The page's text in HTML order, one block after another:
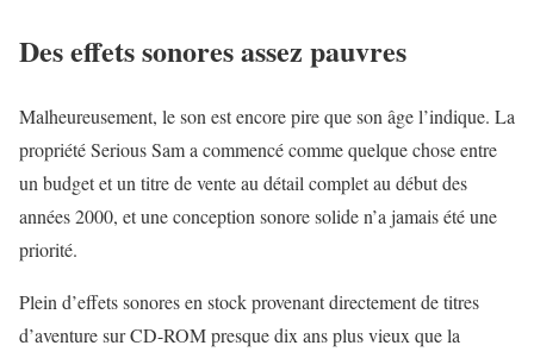
Des effets sonores assez pauvres
Malheureusement, le son est encore pire que son âge l’indique. La
propriété Serious Sam a commencé comme quelque chose entre
un budget et un titre de vente au détail complet au début des
années 2000, et une conception sonore solide n’a jamais été une
priorité.
Plein d’effets sonores en stock provenant directement de titres
d’aventure sur CD-ROM presque dix ans plus vieux que la